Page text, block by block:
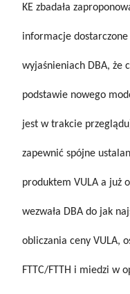
KE zbadała
informacje dostarczone
wyjaśnieniach DBA, że
podstawie nowego
jest w trakcie
zapewnić spójne
produktem VULA a już
wezwała DBA do jak
obliczania ceny VULA,
FTTC/FTTH i miedzi w